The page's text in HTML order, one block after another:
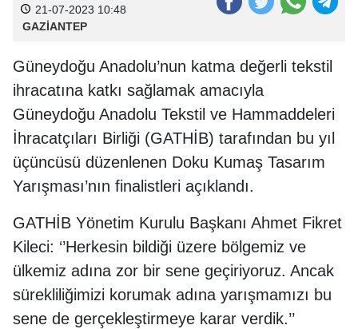
21-07-2023 10:48
GAZİANTEP
Güneydoğu Anadolu’nun katma değerli tekstil
ihracatına katkı sağlamak amacıyla
Güneydoğu Anadolu Tekstil ve Hammaddeleri
İhracatçıları Birliği (GATHİB) tarafından bu yıl
üçüncüsü düzenlenen Doku Kumaş Tasarım
Yarışması’nın finalistleri açıklandı.
GATHİB Yönetim Kurulu Başkanı Ahmet Fikret
Kileci: ‘’Herkesin bildiği üzere bölgemiz ve
ülkemiz adına zor bir sene geçiriyoruz. Ancak
sürekliliğimizi korumak adına yarışmamızı bu
sene de gerçekleştirmeye karar verdik.’’